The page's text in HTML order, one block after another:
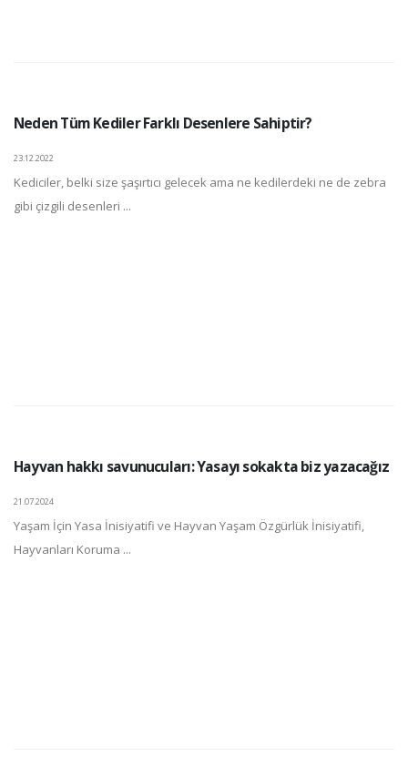
Neden Tüm Kediler Farklı Desenlere Sahiptir?
23.12.2022
Kediciler, belki size şaşırtıcı gelecek ama ne kedilerdeki ne de zebra
gibi çizgili desenleri ...
Hayvan hakkı savunucuları: Yasayı sokakta biz yazacağız
21.07.2024
Yaşam İçin Yasa İnisiyatifi ve Hayvan Yaşam Özgürlük İnisiyatifi,
Hayvanları Koruma ...